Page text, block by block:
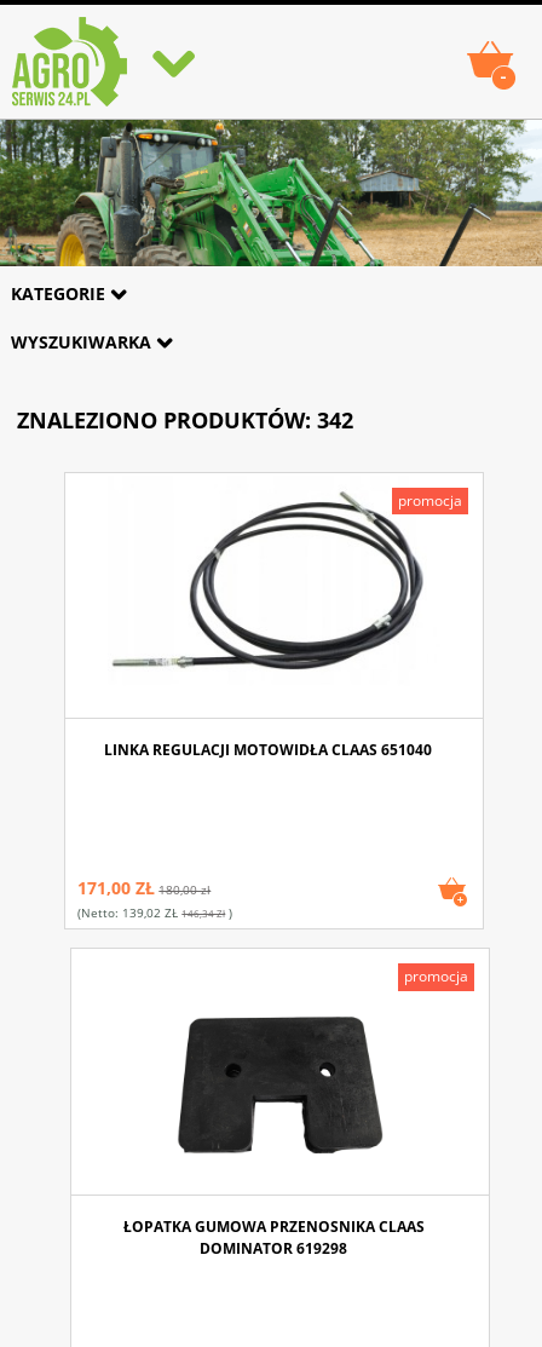
-
KATEGORIE
WYSZUKIWARKA
ZNALEZIONO PRODUKTÓW: 342
LINKA REGULACJI MOTOWIDŁA CLAAS 651040
171,00 ZŁ 180,00 zł
(netto: 139,02 ZŁ 146,34 Zł)
promocja
ŁOPATKA GUMOWA PRZENOSNIKA CLAAS
DOMINATOR 619298
promocja